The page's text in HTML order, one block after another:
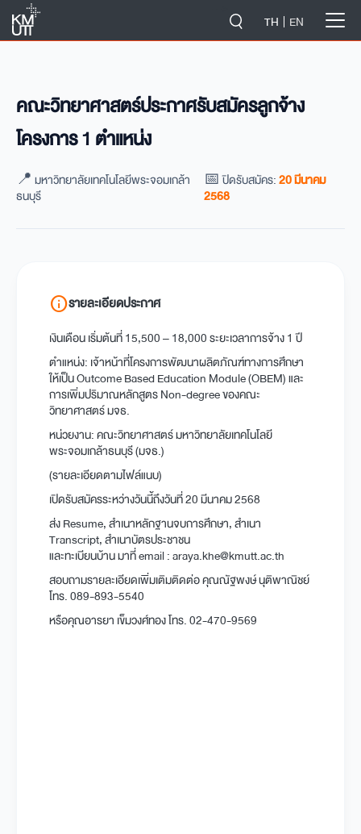
TH EN
คณะวิทยาศาสตร์ประกาศรับสมัครลูกจ้าง
โครงการ 1 ตำแหน่ง
📍 มหาวิทยาลัยเทคโนโลยีพระจอมเกล้า
ธนบุรี
📅 ปิดรับสมัคร:20 มีนาคม
2568
infoรายละเอียดประกาศ
เงินเดือน เริ่มต้นที่ 15,500 – 18,000 ระยะเวลาการจ้าง 1 ปี
ตำแหน่ง: เจ้าหน้าที่โครงการพัฒนาผลิตภัณฑ์ทางการศึกษา
ให้เป็น Outcome Based Education Module (OBEM) และ
การเพิ่มปริมาณหลักสูตร Non-degree ของคณะ
วิทยาศาสตร์ มจธ.
หน่วยงาน: คณะวิทยาศาสตร์ มหาวิทยาลัยเทคโนโลยี
พระจอมเกล้าธนบุรี (มจธ.)
(รายละเอียดตามไฟล์แนบ)
เปิดรับสมัครระหว่างวันนี้ถึงวันที่ 20 มีนาคม 2568
ส่ง Resume, สำเนาหลักฐานจบการศึกษา, สำเนา
Transcript, สำเนาบัตรประชาชน
และทะเบียนบ้าน มาที่ email : araya.khe@kmutt.ac.th
สอบถามรายละเอียดเพิ่มเติมติดต่อ คุณณัฐพงษ์ นุติพาณิชย์
โทร. 089-893-5540
หรือคุณอารยา เข็มวงศ์ทอง โทร. 02-470-9569